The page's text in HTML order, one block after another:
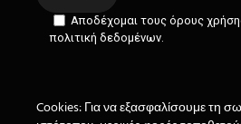
Αποδέχομαι τους όρους
πολιτική δεδομένων.
Cookies: Για να εξασφαλίσουμε τη